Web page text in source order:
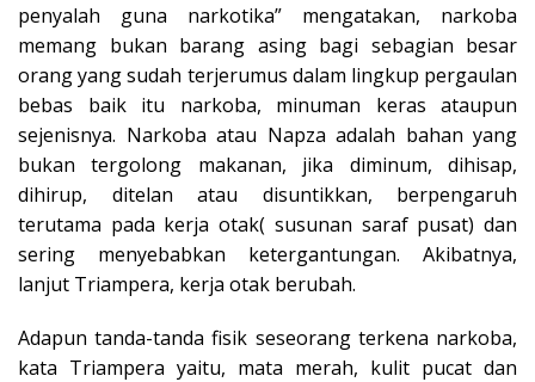
penyalah guna narkotika” mengatakan, narkoba
memang bukan barang asing bagi sebagian besar
orang yang sudah terjerumus dalam lingkup pergaulan
bebas baik itu narkoba, minuman keras ataupun
sejenisnya. Narkoba atau Napza adalah bahan yang
bukan tergolong makanan, jika diminum, dihisap,
dihirup, ditelan atau disuntikkan, berpengaruh
terutama pada kerja otak( susunan saraf pusat) dan
sering menyebabkan ketergantungan. Akibatnya,
lanjut Triampera, kerja otak berubah.
Adapun tanda-tanda fisik seseorang terkena narkoba,
kata Triampera yaitu, mata merah, kulit pucat dan